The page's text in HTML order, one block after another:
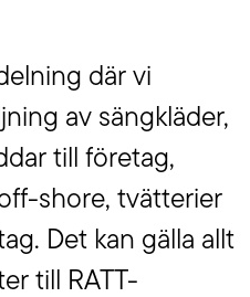
där vi
av sängkläder,
till företag,
shore, tvätterier
Det kan gälla allt
till RATT-